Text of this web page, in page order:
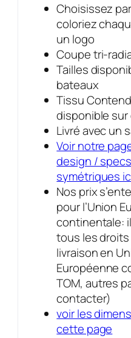
Choisissez
coloriez
un logo
Coupe tri-
Tailles
bateaux
Tissu
disponible sur
Livré avec un
Voir notre
design /
symétriques
Nos prix
pour l’Union
continentale:
tous les droits
livraison en
Européenne
TOM, autres
contacter)
voir les
cette page